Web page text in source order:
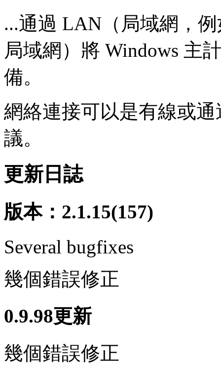
...通過 LAN（局域網，
局域網）將 Windows 主
備。
網絡連接可以是有線或
議。
更新日誌
版本：2.1.15(157)
Several bugfixes
幾個錯誤修正
0.9.98更新
幾個錯誤修正